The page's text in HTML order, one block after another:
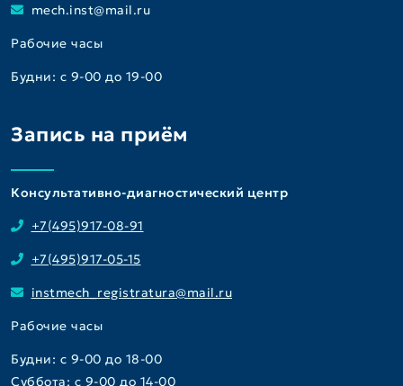
mech.inst@mail.ru
Рабочие часы
Будни: с 9-00 до 19-00
Запись на приём
Консультативно-диагностический центр
+7(495)917-08-91
+7(495)917-05-15
instmech_registratura@mail.ru
Рабочие часы
Будни: с 9-00 до 18-00
Суббота: с 9-00 до 14-00